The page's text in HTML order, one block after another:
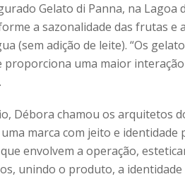
Gelato di Panna, na Lagoa
a sazonalidade das frutas e
(sem adição de leite). “Os
proporciona uma maior
Débora chamou os arquitetos
marca com jeito e
envolvem a operação,
unindo o produto, a identidade